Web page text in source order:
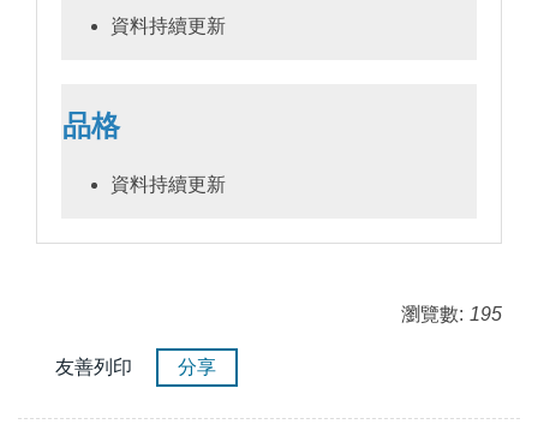
資料持續更新
品格
資料持續更新
瀏覽數: 195
友善列印 分享